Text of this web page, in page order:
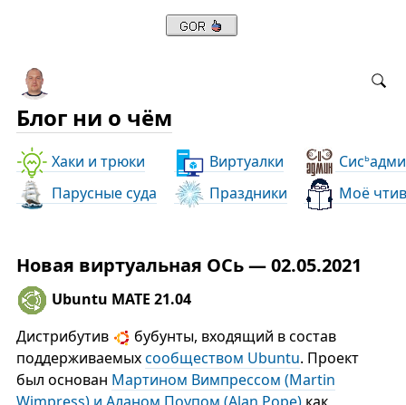
Блог ни о чём
Хаки и трюки Виртуалки Сись
Парусные суда
Праздники Моё
Новая виртуальная ОСь — 02.05.2021
Ubuntu MATE 21.04
Дистрибутив
бубунты, входящий в состав
поддерживаемыхсообществом Ubuntu. Проект
был основан Мартином Вимпрессом (Martin